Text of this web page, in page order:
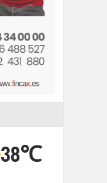
38℃